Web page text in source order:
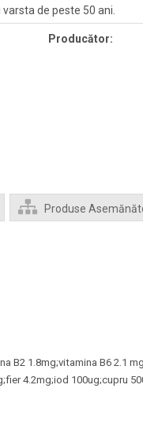
de peste 50 ani.
Producător:
Produse
B2 1.8mg;vitamina B6 2.1
4.2mg;iod 100ug;cupru